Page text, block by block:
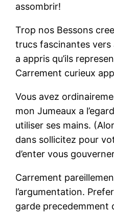
assombrir!
Trop nos Bessons
trucs fascinantes
a appris qu’ils
Carrement curieux
Vous avez
mon Jumeaux a
utiliser ses mains.
dans sollicitez pour
d’enter vous
Carrement
l’argumentation.
garde precedemment